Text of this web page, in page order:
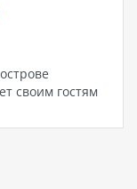
своим гостям